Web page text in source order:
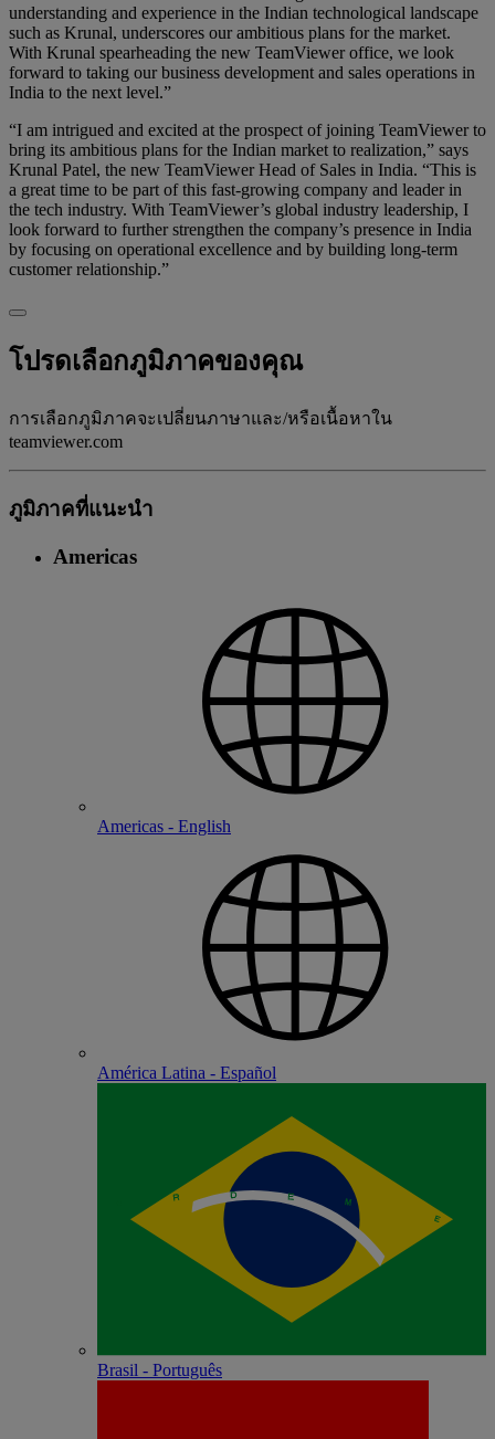
understanding and experience in the Indian technological landscape
such as Krunal, underscores our ambitious plans for the market.
With Krunal spearheading the new TeamViewer office, we look
forward to taking our business development and sales operations in
India to the next level.”
“I am intrigued and excited at the prospect of joining TeamViewer to
bring its ambitious plans for the Indian market to realization,” says
Krunal Patel, the new TeamViewer Head of Sales in India. “This is
a great time to be part of this fast-growing company and leader in
the tech industry. With TeamViewer’s global industry leadership, I
look forward to further strengthen the company’s presence in India
by focusing on operational excellence and by building long-term
customer relationship.”
โปรดเลือกภูมิภาคของคุณ
การเลือกภูมิภาคจะเปลี่ยนภาษาและ/หรือเนื้อหาใน
teamviewer.com
ภูมิภาคที่แนะนํา
Americas
Americas - English
América Latina - Español
Brasil - Português